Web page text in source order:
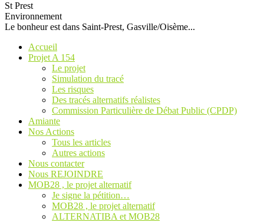
St Prest
Environnement
Le bonheur est dans Saint-Prest, Gasville/Oisème...
Accueil
Projet A 154
Le projet
Simulation du tracé
Les risques
Des tracés alternatifs réalistes
Commission Particulière de Débat Public (CPDP)
Amiante
Nos Actions
Tous les articles
Autres actions
Nous contacter
Nous REJOINDRE
MOB28 , le projet alternatif
Je signe la pétition…
MOB28 , le projet alternatif
ALTERNATIBA et MOB28